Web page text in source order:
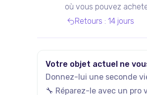
où vous pouvez
de seconde main,
Retours : 14 jours
Votre objet actuel ne
Donnez-lui une seconde
🔧 Réparez-le avec un pro